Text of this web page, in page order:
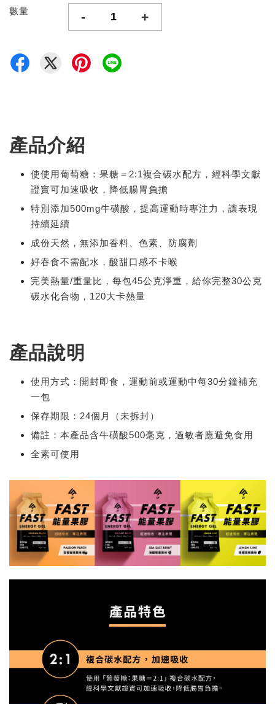
數量 - +
產品介紹
使使用葡萄糖：果糖＝2:1複合碳水配方，經科學文獻
證實可加速吸收，降低腸胃負擔
特別添加500mg牛磺酸，提高運動時專注力，讓表現
持續延續
成份天然，無添加香料、色素、防腐劑
好吞食不需配水，酸甜口感不卡喉
完美熱量/重量比，每包45公克淨重，給你完整30公克
碳水化合物，120大卡熱量
產品說明
使用方式：開封即食，運動前或運動中每30分鐘補充
一包
保存期限：24個月（未拆封）
備註：本產品含牛磺酸500毫克，過敏者應避免食用
全素可使用